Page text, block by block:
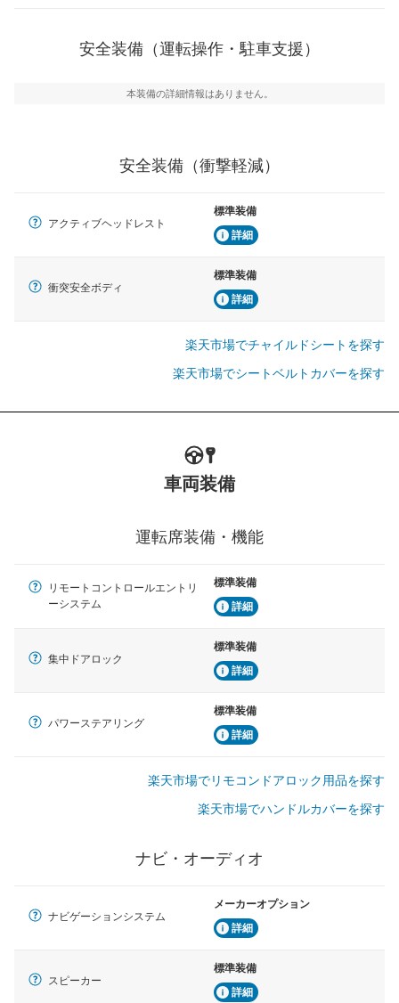
運転・駐車支援
グ・アシストやサイドブラインドモニターなどが装備さ
れています。
るSRSエアバッグシステム、プリテンショナーシートベ
安全装備（運転操作・駐車支援）
本装備の詳細情報はありません。
安全装備（衝撃軽減）
アクティブヘッドレスト
標準装備
詳細
衝突安全ボディ
標準装備
詳細
楽天市場でチャイルドシートを探す
楽天市場でシートベルトカバーを探す
車両装備
運転席装備・機能
リモートコントロールエントリ
ーシステム
標準装備
詳細
集中ドアロック
標準装備
詳細
パワーステアリング
標準装備
詳細
楽天市場でリモコンドアロック用品を探す
楽天市場でハンドルカバーを探す
ナビ・オーディオ
ナビゲーションシステム
メーカーオプション
詳細
スピーカー
標準装備
詳細